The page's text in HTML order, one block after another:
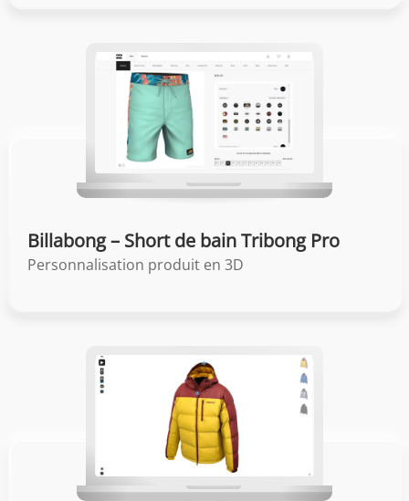
Billabong – Short de bain Tribong Pro
Personnalisation produit en 3D